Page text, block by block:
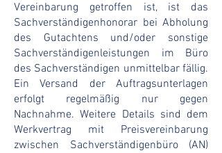
Vereinbarung getroffen ist, ist das
Sachverständigenhonorar bei Abholung
des Gutachtens und/oder sonstige
Sachverständigenleistungen im Büro
des Sachverständigen unmittelbar fällig.
Ein Versand der Auftragsunterlagen
erfolgt regelmäßig nur gegen
Nachnahme. Weitere Details sind dem
Werkvertrag mit Preisvereinbarung
zwischen Sachverständigenbüro (AN)